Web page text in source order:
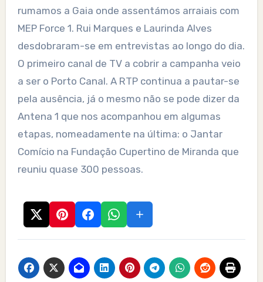
rumamos a Gaia onde assentámos arraiais com
MEP Force 1. Rui Marques e Laurinda Alves
desdobraram-se em entrevistas ao longo do dia.
O primeiro canal de TV a cobrir a campanha veio
a ser o Porto Canal. A RTP continua a pautar-se
pela ausência, já o mesmo não se pode dizer da
Antena 1 que nos acompanhou em algumas
etapas, nomeadamente na última: o Jantar
Comício na Fundação Cupertino de Miranda que
reuniu quase 300 pessoas.